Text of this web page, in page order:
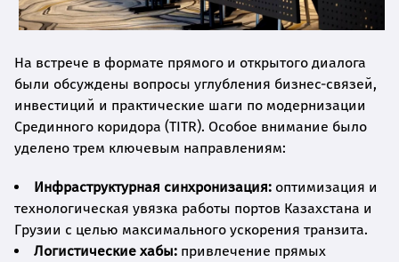
На встрече в формате прямого и открытого диалога
были обсуждены вопросы углубления бизнес-связей,
инвестиций и практические шаги по модернизации
Срединного коридора (TITR). Особое внимание было
уделено трем ключевым направлениям:
Инфраструктурная синхронизация: оптимизация и
технологическая увязка работы портов Казахстана и
Грузии с целью максимального ускорения транзита.
Логистические хабы: привлечение прямых